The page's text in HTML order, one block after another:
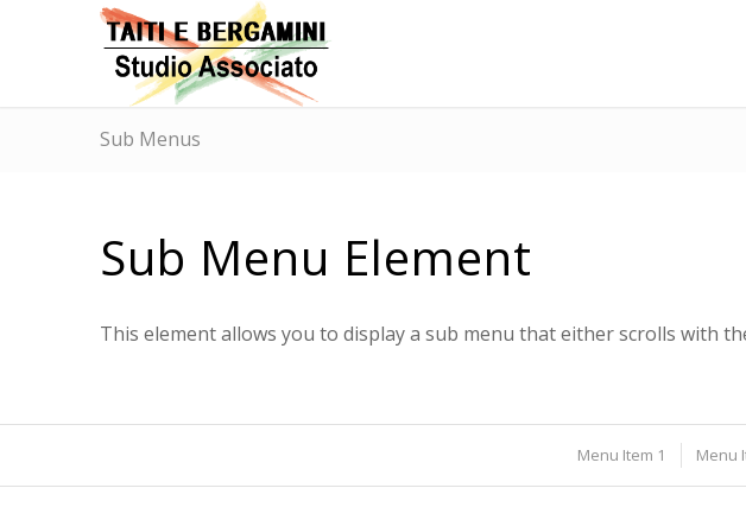
Sub Menus
Sub Menu Element
This element allows you to display a sub menu that either scrolls with
Menu Item 1 Menu